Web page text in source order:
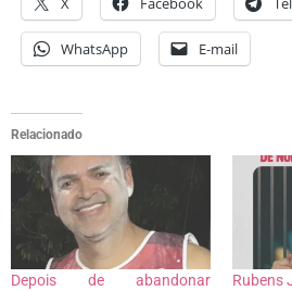
WhatsApp E-mail
Relacionado
Depois de abandonar
Rubens